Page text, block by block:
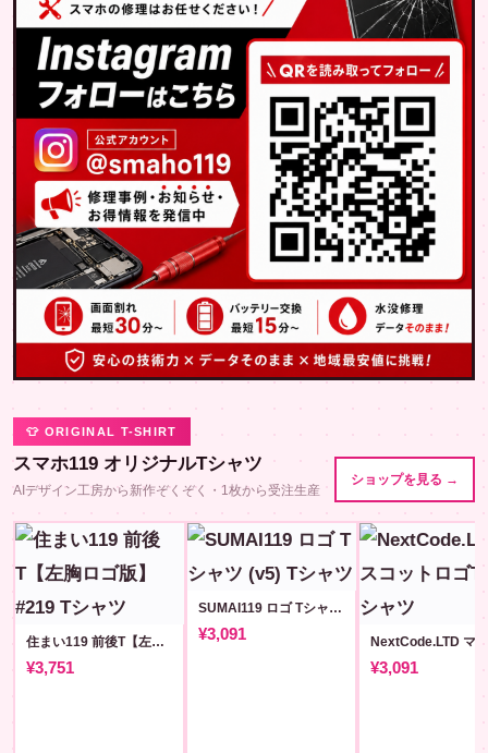
👕 ORIGINAL T-SHIRT
スマホ119 オリジナルTシャツ
AIデザイン工房から新作ぞくぞく・1枚から受注生産
ショップを見る →
住まい119 前後T【左胸ロゴ版】#219
¥3,751
SUMAI119 ロゴ Tシャツ (v5)
¥3,091
¥3,091